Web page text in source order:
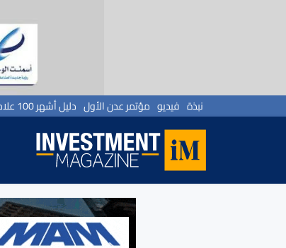
نبذة فيديو مؤتمر عدن الأول دليل أشهر 100 علامة تجارية